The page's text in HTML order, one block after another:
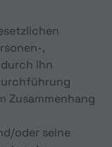
,
ihn
Zusammenhang
oder seine